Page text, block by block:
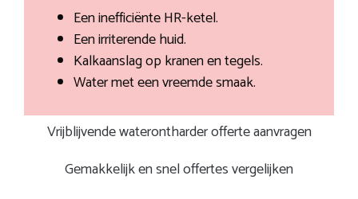
Een inefficiënte HR-ketel.
Een irriterende huid.
Kalkaanslag op kranen en tegels.
Water met een vreemde smaak.
Vrijblijvende waterontharder offerte aanvragen
Gemakkelijk en snel offertes vergelijken